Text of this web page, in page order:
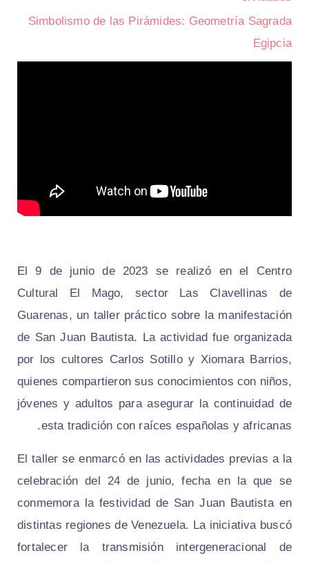
Simbolismo de las Pirámides: Geometría Sagrada
Egipcia
El 9 de junio de 2023 se realizó en el Centro
Cultural El Mago, sector Las Clavellinas de
Guarenas, un taller práctico sobre la manifestación
de San Juan Bautista. La actividad fue organizada
por los cultores Carlos Sotillo y Xiomara Barrios,
quienes compartieron sus conocimientos con niños,
jóvenes y adultos para asegurar la continuidad de
esta tradición con raíces españolas y africanas.
El taller se enmarcó en las actividades previas a la
celebración del 24 de junio, fecha en la que se
conmemora la festividad de San Juan Bautista en
distintas regiones de Venezuela. La iniciativa buscó
fortalecer la transmisión intergeneracional de